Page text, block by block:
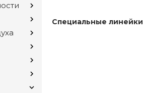
Специальные линейки